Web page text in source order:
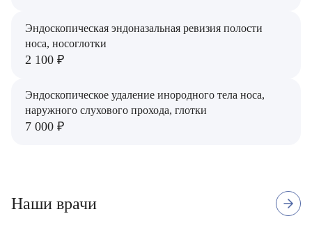
Эндоскопическая эндоназальная ревизия полости
носа, носоглотки
2 100 ₽
Эндоскопическое удаление инородного тела носа,
наружного слухового прохода, глотки
7 000 ₽
Наши врачи Первая квалификационная
Щерба Влада Михайловна
Эйхгорн Александр Николаевич